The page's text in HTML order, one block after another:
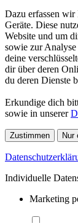
Dazu erfassen wir
Geräte. Diese
Website und um
sowie zur
deine
dir über deren
du deren Dienste
Erkundige dich
sowie in unserer
Zustimmen Nur
Individuelle
Marketing